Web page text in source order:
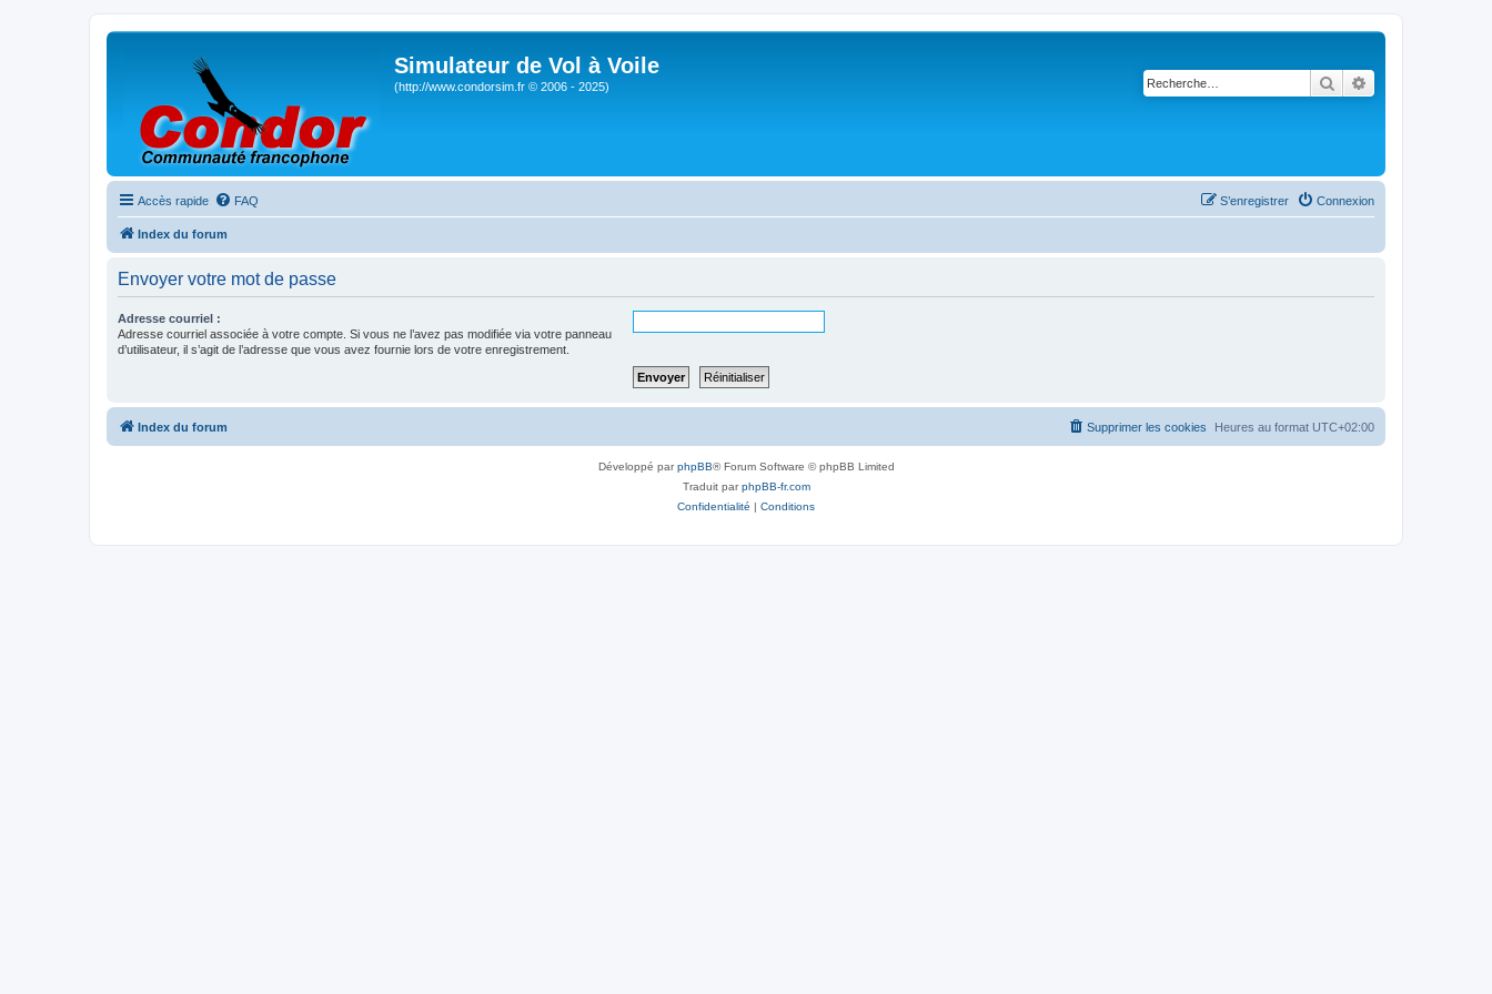
Simulateur de Vol à Voile
(http://www.condorsim.fr © 2006 - 2025) Rechercher
Accès rapide FAQ Connexion
S’enregistrer
Index du forum
Envoyer votre mot de passe
Adresse courriel :
Adresse courriel associée à votre compte. Si vous ne l’avez pas modifiée via votre panneau
d’utilisateur, il s’agit de l’adresse que vous avez fournie lors de votre enregistrement.
Index du forum Heures au format UTC+02:00
Supprimer les cookies
Développé parphpBB® Forum Software © phpBB Limited
Traduit parphpBB-fr.com
Confidentialité | Conditions